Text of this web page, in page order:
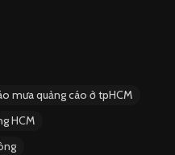
mưa quảng cáo ở tpHCM
HCM